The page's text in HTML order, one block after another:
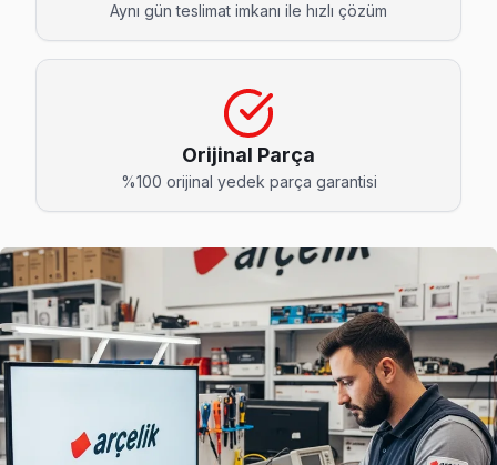
Avcılar'nın Firuzköy bölgesindeki Arçelik müşterilerimiz
Gümüşpala Arçelik Servis
Avcılar'nın Gümüşpala bölgesindeki Arçelik
Gümüşpala Arçelik Anakart Tamiri →
Mustafa Kemal Paşa Arçelik Servis
Mustafa Kemal Paşa mahallesi Arçelik TV servis hattımız
Arçelik Servis Merkezi →
Tahtakale Arçelik Servis
Arçelik TV Tahtakale'de internet bağlantısı sorunuyla
Arçelik Servis Merkezi →
Üniversite Arçelik Servis
Aynı gün teslimat imkanı ile hızlı çözüm
Orijinal Parça
%100 orijinal yedek parça garantisi